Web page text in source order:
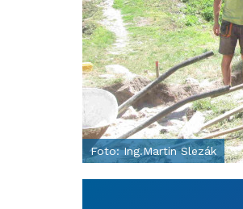
Foto: Ing.Martin Slezák